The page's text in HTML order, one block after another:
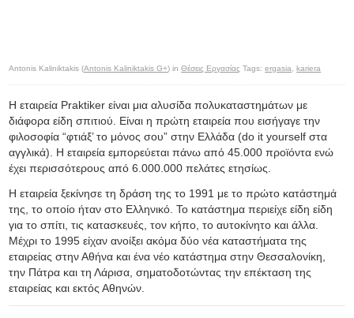
Antonis Kaliniktakis (Antonis Kaliniktakis G+) inΘέσεις Εργασίας Tags:ergasia ,kariera
Η εταιρεία Praktiker είναι μια αλυσίδα πολυκαταστημάτων με
διάφορα είδη σπιτιού. Είναι η πρώτη εταιρεία που εισήγαγε την
φιλοσοφία “φτιάξ’ το μόνος σου” στην Ελλάδα (do it yourself στα
αγγλικά). Η εταιρεία εμπορεύεται πάνω από 45.000 προϊόντα ενώ
έχει περισσότερους από 6.000.000 πελάτες ετησίως.
Η εταιρεία ξεκίνησε τη δράση της το 1991 με το πρώτο κατάστημά
της, το οποίο ήταν στο Ελληνικό. Το κατάστημα περιείχε είδη είδη
για το σπίτι, τις κατασκευές, τον κήπο, το αυτοκίνητο και άλλα.
Μέχρι το 1995 είχαν ανοίξει ακόμα δύο νέα καταστήματα της
εταιρείας στην Αθήνα και ένα νέο κατάστημα στην Θεσσαλονίκη,
την Πάτρα και τη Λάρισα, σηματοδοτώντας την επέκταση της
εταιρείας και εκτός Αθηνών.